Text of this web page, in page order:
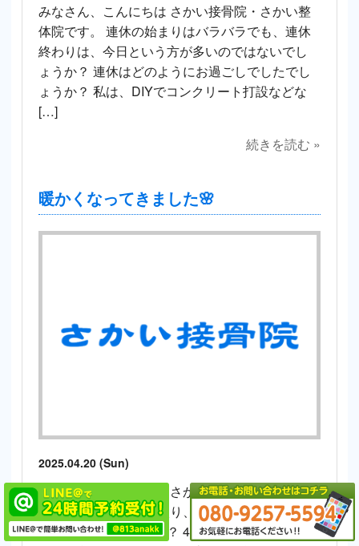
みなさん、こんにちは さかい接骨院・さかい整
体院です。 連休の始まりはバラバラでも、連休
終わりは、今日という方が多いのではないでし
ょうか？ 連休はどのようにお過ごしでしたでし
ょうか？ 私は、DIYでコンクリート打設などな
[…]
続きを読む »
暖かくなってきました🌸
2025.04.20 (Sun)
みなさん、こんにちは さかい接骨院・さかい整
体院です。 新年度に入り、みなさんはどのよう
にお過ごしでしょうか？ 4月半ばころまでは、寒